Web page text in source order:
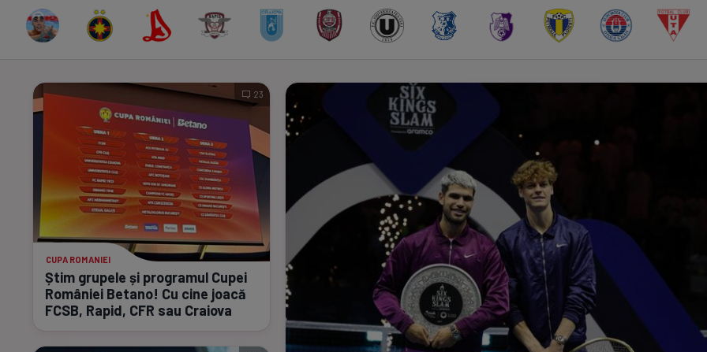
CUPA ROMANIEI
Știm grupele și programul Cupei
României Betano! Cu cine joacă
FCSB, Rapid, CFR sau Craiova
23